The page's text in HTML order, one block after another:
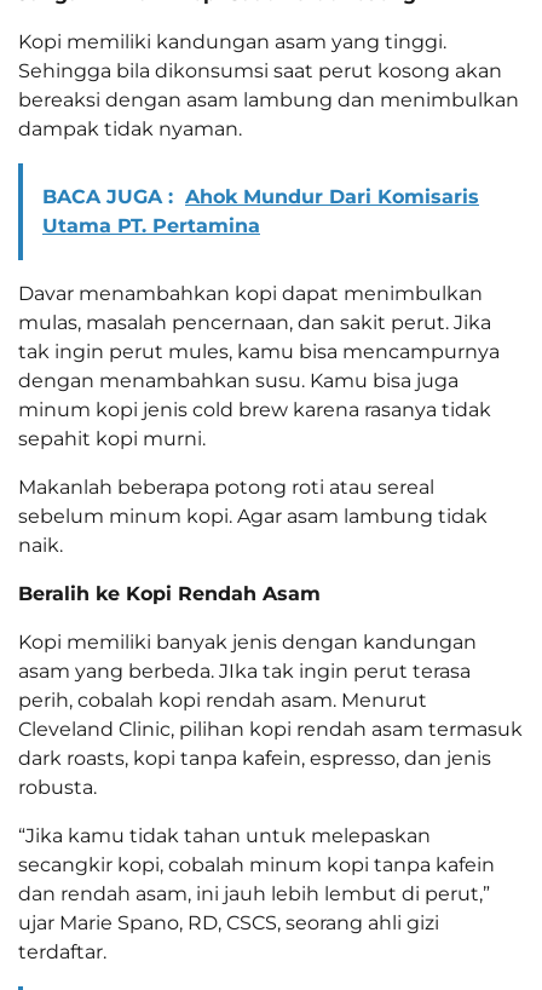
Kopi memiliki kandungan asam yang tinggi.
Sehingga bila dikonsumsi saat perut kosong akan
bereaksi dengan asam lambung dan menimbulkan
dampak tidak nyaman.
BACA JUGA : Ahok Mundur Dari Komisaris
Utama PT. Pertamina
Davar menambahkan kopi dapat menimbulkan
mulas, masalah pencernaan, dan sakit perut. Jika
tak ingin perut mules, kamu bisa mencampurnya
dengan menambahkan susu. Kamu bisa juga
minum kopi jenis cold brew karena rasanya tidak
sepahit kopi murni.
Makanlah beberapa potong roti atau sereal
sebelum minum kopi. Agar asam lambung tidak
naik.
Beralih ke Kopi Rendah Asam
Kopi memiliki banyak jenis dengan kandungan
asam yang berbeda. JIka tak ingin perut terasa
perih, cobalah kopi rendah asam. Menurut
Cleveland Clinic, pilihan kopi rendah asam termasuk
dark roasts, kopi tanpa kafein, espresso, dan jenis
robusta.
“Jika kamu tidak tahan untuk melepaskan
secangkir kopi, cobalah minum kopi tanpa kafein
dan rendah asam, ini jauh lebih lembut di perut,”
ujar Marie Spano, RD, CSCS, seorang ahli gizi
terdaftar.